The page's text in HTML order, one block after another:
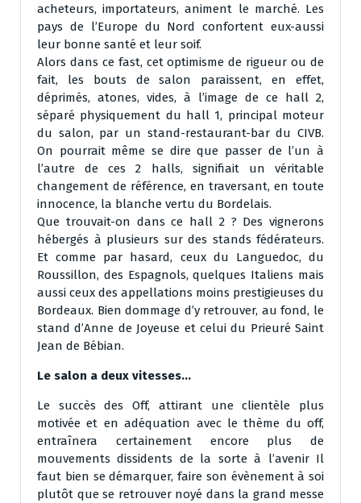
acheteurs, importateurs, animent le marché. Les
pays de l’Europe du Nord confortent eux-aussi
leur bonne santé et leur soif.
Alors dans ce fast, cet optimisme de rigueur ou de
fait, les bouts de salon paraissent, en effet,
déprimés, atones, vides, à l’image de ce hall 2,
séparé physiquement du hall 1, principal moteur
du salon, par un stand-restaurant-bar du CIVB.
On pourrait même se dire que passer de l’un à
l’autre de ces 2 halls, signifiait un véritable
changement de référence, en traversant, en toute
innocence, la blanche vertu du Bordelais.
Que trouvait-on dans ce hall 2 ? Des vignerons
hébergés à plusieurs sur des stands fédérateurs.
Et comme par hasard, ceux du Languedoc, du
Roussillon, des Espagnols, quelques Italiens mais
aussi ceux des appellations moins prestigieuses du
Bordeaux. Bien dommage d’y retrouver, au fond, le
stand d’Anne de Joyeuse et celui du Prieuré Saint
Jean de Bébian.
Le salon a deux vitesses…
Le succès des Off, attirant une clientèle plus
motivée et en adéquation avec le thème du off,
entraînera certainement encore plus de
mouvements dissidents de la sorte à l’avenir Il
faut bien se démarquer, faire son évènement à soi
plutôt que se retrouver noyé dans la grand messe